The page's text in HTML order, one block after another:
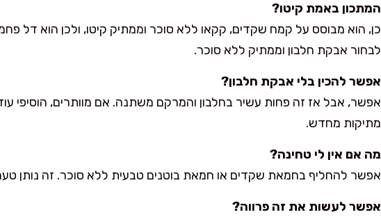
המתכון באמת קיטו?
כן, הוא מבוסס על קמח שקדים, קקאו ללא סוכר וממתיק קיטו, ולכן הוא דל
לבחור אבקת חלבון וממתיק ללא סוכר.
אפשר להכין בלי אבקת חלבון?
מתיקות מחדש.
מה אם אין לי טחינה?
אפשר להחליף בחמאת שקדים או חמאת בוטנים טבעית ללא סוכר. זה נותן טעם
אפשר לעשות את זה פרווה?